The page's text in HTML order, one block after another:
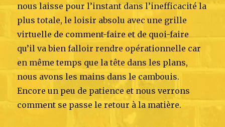
nous laisse pour l’instant dans l’inefficacité la
plus totale, le loisir absolu avec une grille
virtuelle de comment-faire et de quoi-faire
qu’il va bien falloir rendre opérationnelle car
en même temps que la tête dans les plans,
nous avons les mains dans le cambouis.
Encore un peu de patience et nous verrons
comment se passe le retour à la matière.